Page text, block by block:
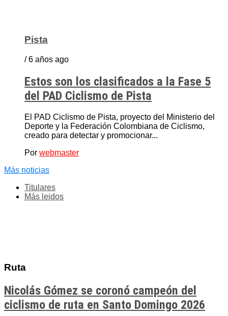
Pista
/ 6 años ago
Estos son los clasificados a la Fase 5
del PAD Ciclismo de Pista
El PAD Ciclismo de Pista, proyecto del Ministerio del
Deporte y la Federación Colombiana de Ciclismo,
creado para detectar y promocionar...
Por webmaster
Más noticias
Titulares
Más leidos
Ruta
Nicolás Gómez se coronó campeón del
ciclismo de ruta en Santo Domingo 2026